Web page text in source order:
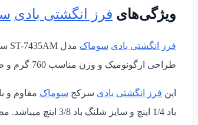
ویژگی‌های فرز انگشتی بادی
فرز انگشتی بادی سوماک مدل ST-7435AM سر
طراحی ارگونومیک و وزن مناسب 760 گرم و طول 166 میلی متر است. همچنین دارای کولت مقاوم و بادوام 6 میلی متری میباشد.
این فرز انگشتی بادی سرکج سوماک مقاوم و